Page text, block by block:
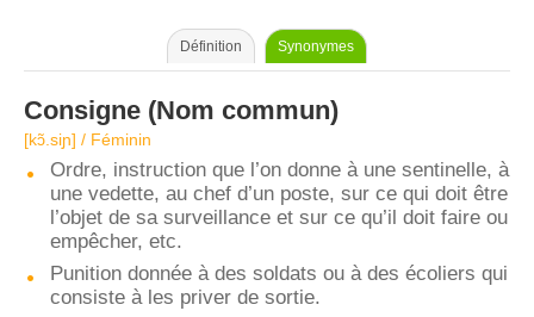
Définition Synonymes
Consigne (Nom commun)
[kɔ̃.siɲ] / Féminin
Ordre, instruction que l’on donne à une sentinelle, à
une vedette, au chef d’un poste, sur ce qui doit être
l’objet de sa surveillance et sur ce qu’il doit faire ou
empêcher, etc.
Punition donnée à des soldats ou à des écoliers qui
consiste à les priver de sortie.